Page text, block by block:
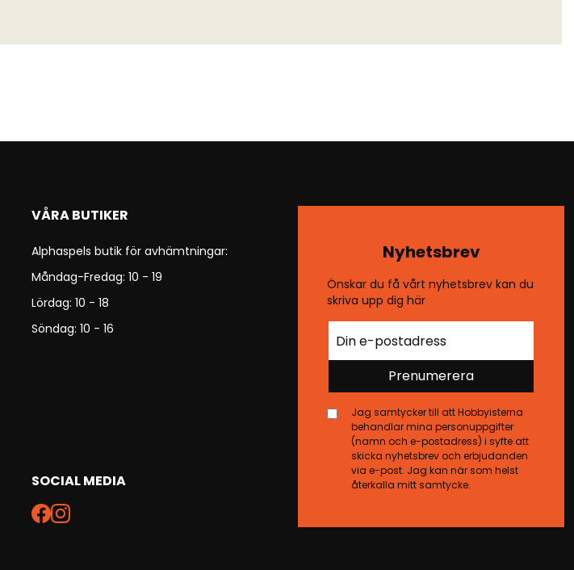
VÅRA BUTIKER
Alphaspels butik för avhämtningar:
Måndag-Fredag: 10 - 19
Lördag: 10 - 18
Söndag: 10 - 16
SOCIAL MEDIA
Nyhetsbrev
Önskar du få vårt nyhetsbrev kan du
skriva upp dig här
Prenumerera
Jag samtycker till att Hobbyisterna
behandlar mina personuppgifter
(namn och e-postadress) i syfte att
skicka nyhetsbrev och erbjudanden
via e-post. Jag kan när som helst
återkalla mitt samtycke.